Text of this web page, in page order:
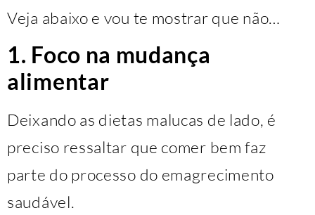
Veja abaixo e vou te mostrar que não…
1. Foco na mudança
alimentar
Deixando as dietas malucas de lado, é
preciso ressaltar que comer bem faz
parte do processo do emagrecimento
saudável.